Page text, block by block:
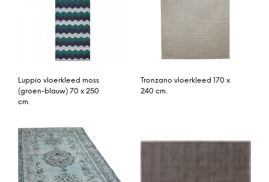
Luppio vloerkleed moss
(groen-blauw) 70 x 250
cm.
Tronzano vloerkleed 170 x
240 cm.